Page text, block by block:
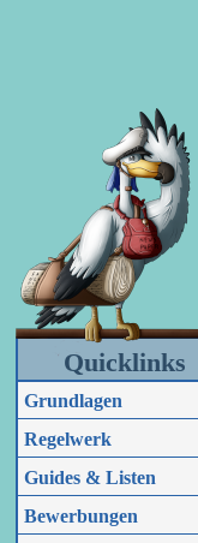
Quicklinks
Grundlagen
Regelwerk
Guides & Listen
Bewerbungen